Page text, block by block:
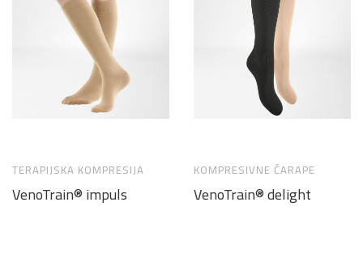
TERAPIJSKA KOMPRESIJA
VenoTrain® impuls
KOMPRESIVNE ČARAPE
VenoTrain® delight